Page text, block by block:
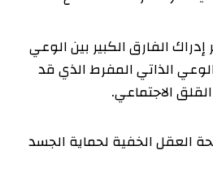
إدراك الفارق الكبير بين الوعي
الذاتي المفرط الذي قد
الاجتماعي.